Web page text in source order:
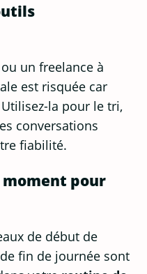
un freelance à
est risquée car
la pour le tri,
conversations
fiabilité.
pour
de début de
fin de journée sont